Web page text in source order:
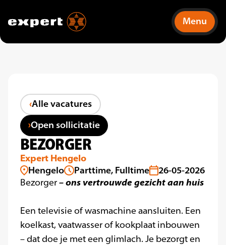
Menu
Alle vacatures
Open sollicitatie
BEZORGER
Expert Hengelo
Hengelo
Parttime, Fulltime 26-05-2026
Bezorger– ons vertrouwde gezicht aan huis
Een televisie of wasmachine aansluiten. Een
koelkast, vaatwasser of kookplaat inbouwen
– dat doe je met een glimlach. Je bezorgt en